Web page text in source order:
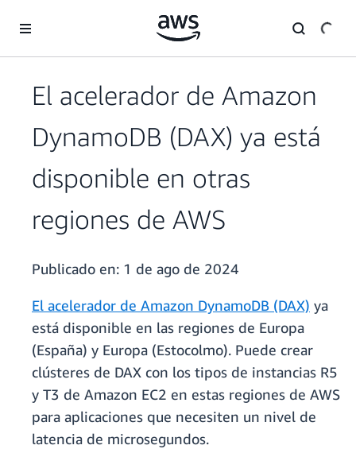
El acelerador de Amazon
DynamoDB (DAX) ya está
disponible en otras
regiones de AWS
Publicado en: 1 de ago de 2024
El acelerador de Amazon DynamoDB (DAX) ya
está disponible en las regiones de Europa
(España) y Europa (Estocolmo). Puede crear
clústeres de DAX con los tipos de instancias R5
y T3 de Amazon EC2 en estas regiones de AWS
para aplicaciones que necesiten un nivel de
latencia de microsegundos.